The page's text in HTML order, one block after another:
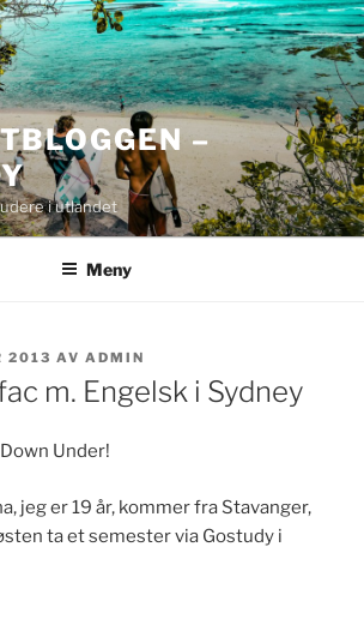
–
i utlandet
Meny
2013 AV ADMIN
m. Engelsk i Sydney
Under!
jeg er 19 år, kommer fra Stavanger,
ta et semester via Gostudy i